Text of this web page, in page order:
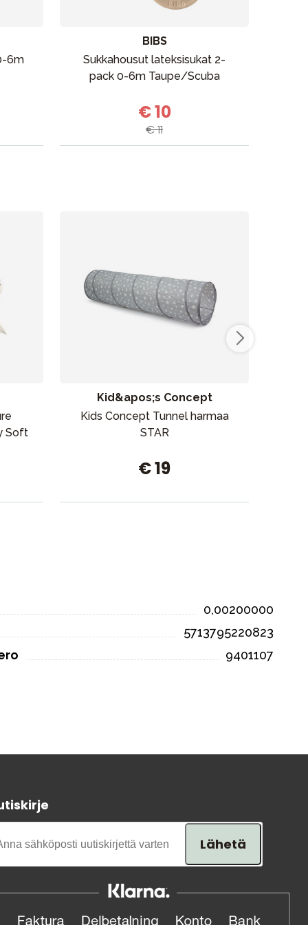
6m
BIBS
Sukkahousut lateksisukat 2-
pack 0-6m Taupe/Scuba
€ 10
€ 11
Soft
Kid&apos;s Concept
Kids Concept Tunnel harmaa
STAR
€ 19
0,00200000
5713795220823
9401107
Lähetä